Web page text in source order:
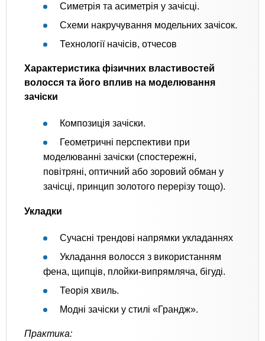
Симетрія та асиметрія у зачісці.
Схеми накручування модельних зачісок.
Технології начісів, отчесов
Характеристика фізичних властивостей
волосся та його вплив на моделювання
зачіски
Композиція зачіски.
Геометричні перспективи при
моделюванні зачіски (спостережні,
повітряні, оптичний або зоровий обман у
зачісці, принцип золотого перерізу тощо).
Укладки
Сучасні трендові напрямки укладаннях
Укладання волосся з використанням
фена, щипців, плойки-випрямляча, бігуді.
Теорія хвиль.
Модні зачіски у стилі «Грандж».
Практика: